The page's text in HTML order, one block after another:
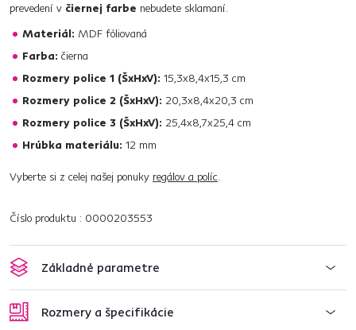
prevedení v čiernej farbe nebudete sklamaní.
Materiál: MDF fóliovaná
Farba: čierna
Rozmery police 1 (ŠxHxV): 15,3x8,4x15,3 cm
Rozmery police 2 (ŠxHxV): 20,3x8,4x20,3 cm
Rozmery police 3 (ŠxHxV): 25,4x8,7x25,4 cm
Hrúbka materiálu: 12 mm
Vyberte si z celej našej ponuky regálov a políc.
Číslo produktu : 0000203553
Základné parametre
Rozmery a špecifikácie